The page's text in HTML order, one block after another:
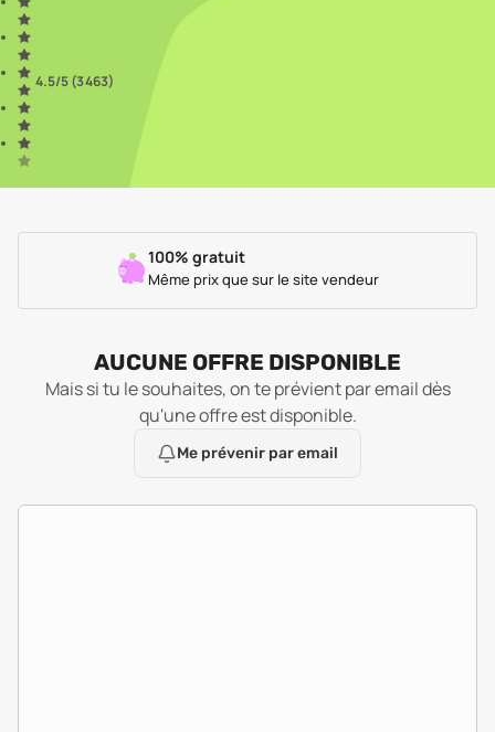
4.5/5 (3 463)
100% gratuit
Même prix que sur le site vendeur
AUCUNE OFFRE DISPONIBLE
Mais si tu le souhaites, on te prévient par email dès
qu'une offre est disponible.
Me prévenir par email